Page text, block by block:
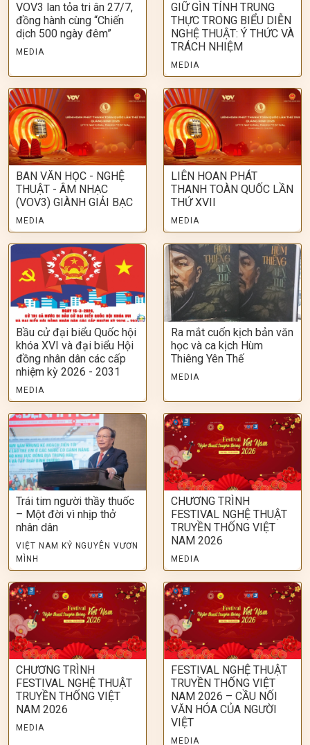
VOV3 lan tỏa tri ân 27/7,
đồng hành cùng “Chiến
dịch 500 ngày đêm”
MEDIA
GIỮ GÌN TÍNH TRUNG
THỰC TRONG BIỂU DIỄN
NGHỆ THUẬT: Ý THỨC VÀ
TRÁCH NHIỆM
MEDIA
BAN VĂN HỌC - NGHỆ
THUẬT - ÂM NHẠC
(VOV3) GIÀNH GIẢI BẠC
MEDIA
LIÊN HOAN PHÁT
THANH TOÀN QUỐC LẦN
THỨ XVII
MEDIA
Bầu cử đại biểu Quốc hội
khóa XVI và đại biểu Hội
đồng nhân dân các cấp
nhiệm kỳ 2026 - 2031
MEDIA
Ra mắt cuốn kịch bản văn
học và ca kịch Hùm
Thiêng Yên Thế
MEDIA
Trái tim người thầy thuốc
– Một đời vì nhịp thở
nhân dân
VIỆT NAM KỶ NGUYÊN VƯƠN
MÌNH
CHƯƠNG TRÌNH
FESTIVAL NGHỆ THUẬT
TRUYỀN THỐNG VIỆT
NAM 2026
MEDIA
CHƯƠNG TRÌNH
FESTIVAL NGHỆ THUẬT
TRUYỀN THỐNG VIỆT
NAM 2026
MEDIA
FESTIVAL NGHỆ THUẬT
TRUYỀN THỐNG VIỆT
NAM 2026 – CẦU NỐI
VĂN HÓA CỦA NGƯỜI
VIỆT
MEDIA